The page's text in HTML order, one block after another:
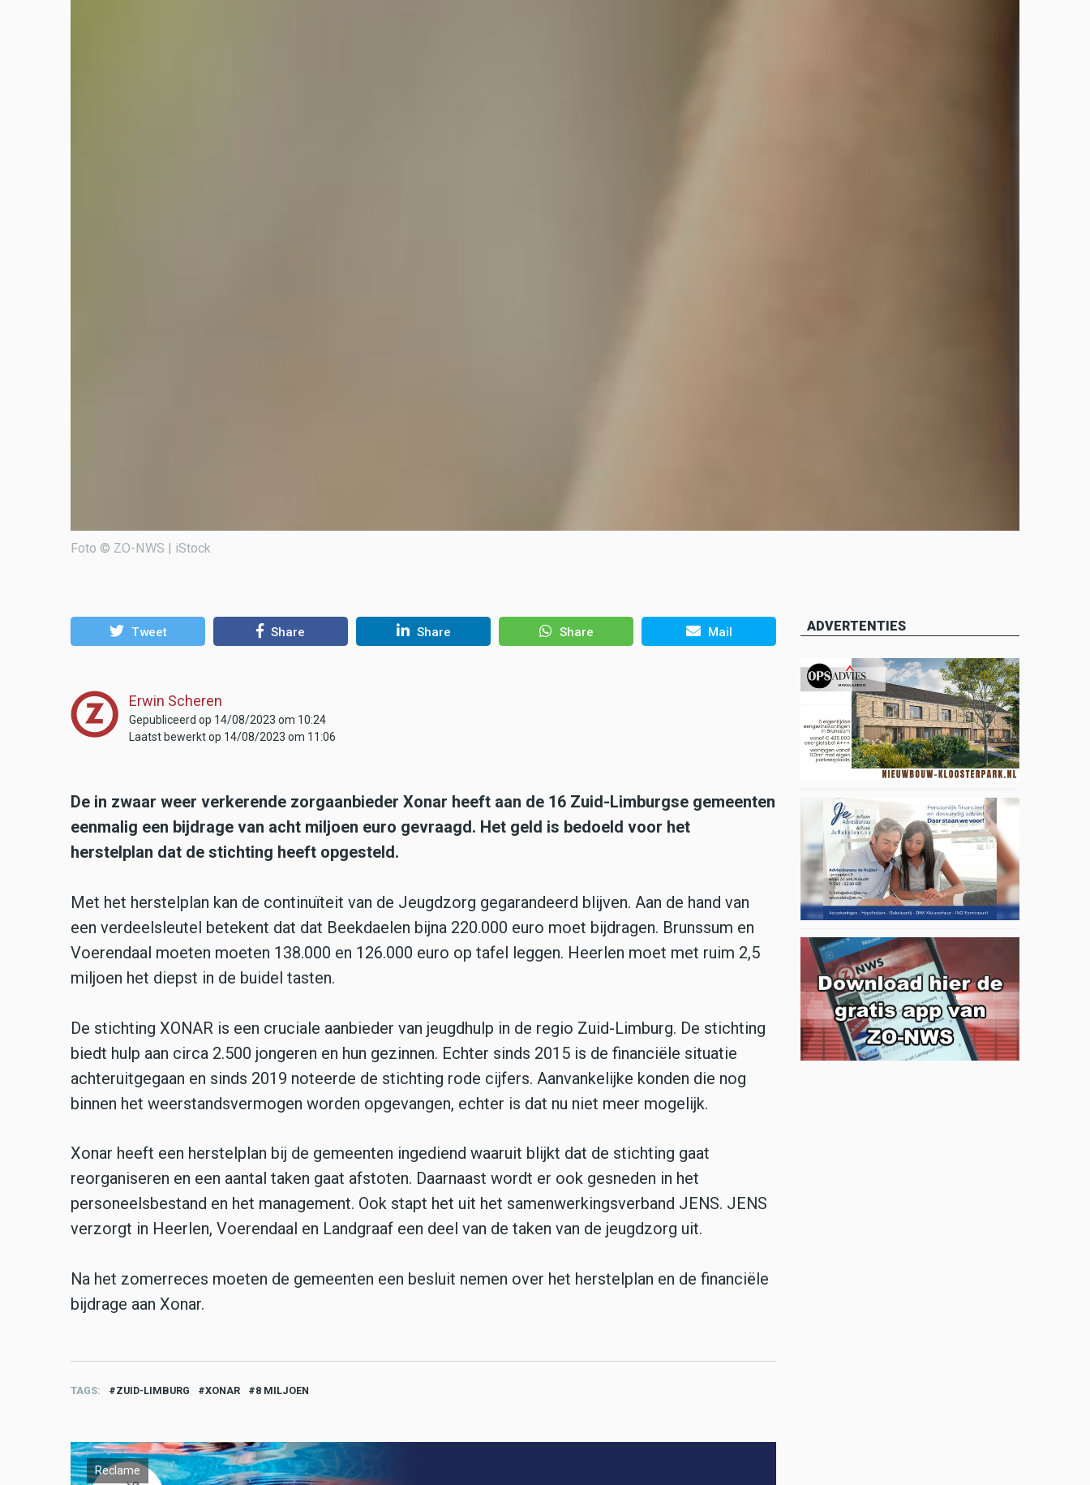
Foto © ZO-NWS | iStock
Tweet Share Share Share Mail
Erwin Scheren
Gepubliceerd op 14/08/2023 om 10:24
Laatst bewerkt op 14/08/2023 om 11:06
De in zwaar weer verkerende zorgaanbieder Xonar heeft aan de 16 Zuid-Limburgse gemeenten
eenmalig een bijdrage van acht miljoen euro gevraagd. Het geld is bedoeld voor het
herstelplan dat de stichting heeft opgesteld.
Met het herstelplan kan de continuïteit van de Jeugdzorg gegarandeerd blijven. Aan de hand van
een verdeelsleutel betekent dat dat Beekdaelen bijna 220.000 euro moet bijdragen. Brunssum en
Voerendaal moeten moeten 138.000 en 126.000 euro op tafel leggen. Heerlen moet met ruim 2,5
miljoen het diepst in de buidel tasten.
De stichting XONAR is een cruciale aanbieder van jeugdhulp in de regio Zuid-Limburg. De stichting
biedt hulp aan circa 2.500 jongeren en hun gezinnen. Echter sinds 2015 is de financiële situatie
achteruitgegaan en sinds 2019 noteerde de stichting rode cijfers. Aanvankelijke konden die nog
binnen het weerstandsvermogen worden opgevangen, echter is dat nu niet meer mogelijk.
Xonar heeft een herstelplan bij de gemeenten ingediend waaruit blijkt dat de stichting gaat
reorganiseren en een aantal taken gaat afstoten. Daarnaast wordt er ook gesneden in het
personeelsbestand en het management. Ook stapt het uit het samenwerkingsverband JENS. JENS
verzorgt in Heerlen, Voerendaal en Landgraaf een deel van de taken van de jeugdzorg uit.
Na het zomerreces moeten de gemeenten een besluit nemen over het herstelplan en de financiële
bijdrage aan Xonar.
TAGS ZUID-LIMBURG XONAR 8 MILJOEN
Reclame
ADVERTENTIES